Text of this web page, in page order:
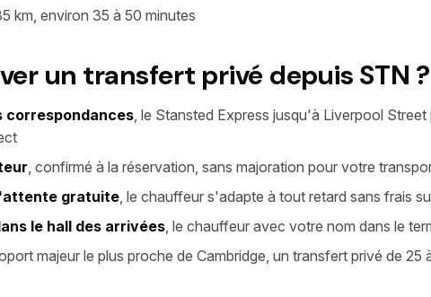
km, environ 35 à 50 minutes
un transfert privé depuis STN ?
correspondances, le Stansted Express jusqu'à Liverpool
, confirmé à la réservation, sans majoration pour votre
gratuite, le chauffeur s'adapte à tout retard sans frais
le hall des arrivées, le chauffeur avec votre nom dans le
majeur le plus proche de Cambridge, un transfert privé de 25